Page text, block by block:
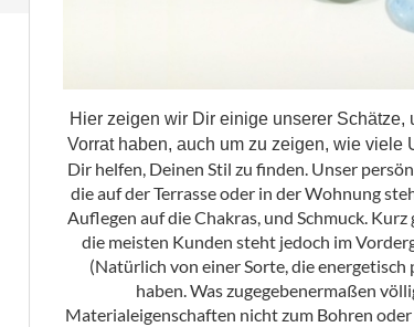
Hier zeigen wir Dir einige unserer
Vorrat haben, auch um zu zeigen, wie viele
Dir helfen, Deinen Stil zu finden. Unser
die auf der Terrasse oder in der Wohnung
Auflegen auf die Chakras, und Schmuck.
die meisten Kunden steht jedoch im
(Natürlich von einer Sorte, die
haben. Was zugegebenermaßen
Materialeigenschaften nicht zum Bohren